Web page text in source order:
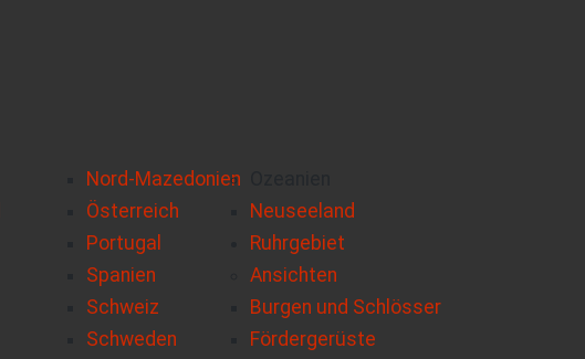
Nord-Mazedonien
Österreich
Portugal
Spanien
Schweiz
Schweden
Neuseeland
Ruhrgebiet
Ansichten
Burgen und Schlösser
Fördergerüste